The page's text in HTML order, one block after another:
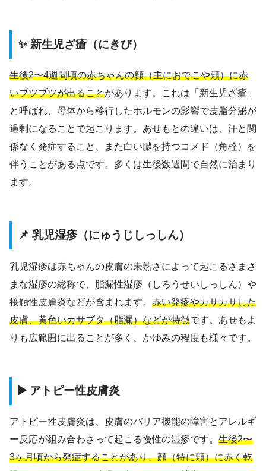
✨ 新生児ざ瘡（にきび）
生後2〜4週間頃の赤ちゃんの顔（主におでこや頬）に赤
いブツブツが出ることがあります。これは「新生児ざ瘡」
と呼ばれ、母体から移行したホルモンの影響で皮脂分泌が
過剰になることで起こります。あせもとの違いは、汗と関
係なく発症すること、また白い膿を持つコメド（角栓）を
伴うことがある点です。多くは生後数週間で自然に治まり
ます。
📌 乳児湿疹（にゅうじしっしん）
乳児湿疹は赤ちゃんの皮膚の未熟さによって起こるさまざ
まな湿疹の総称で、脂漏性湿疹（しろうせいしっしん）や
接触性皮膚炎などが含まれます。 赤い発疹やカサカサした
皮膚、黄色いカサブタ（脂漏）などが特徴です。あせもよ
りも広範囲に出ることが多く、かゆみの程度も様々です。
▶️ アトピー性皮膚炎
アトピー性皮膚炎は、皮膚のバリア機能の障害とアレルギ
ー反応が組み合わさって起こる慢性の湿疹です。 生後2〜
3ヶ月頃から発症することがあり、顔（特に頬）に赤く乾